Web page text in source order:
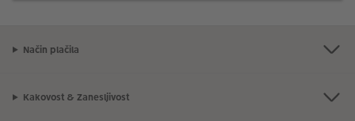
Način plačila
Kakovost & Zanesljivost